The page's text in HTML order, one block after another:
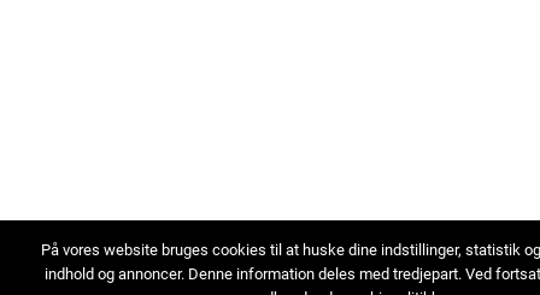
På vores website bruges cookies til at huske dine indstillinger, statistik
indhold og annoncer. Denne information deles med tredjepart. Ved